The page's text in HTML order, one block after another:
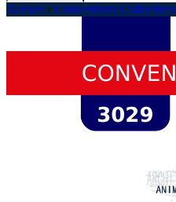
Accueil / Conventions Collectives